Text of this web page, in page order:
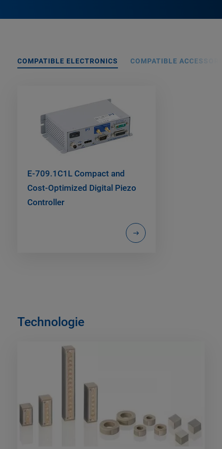
COMPATIBLE ELECTRONICS COMPATIBLE
E-709.1C1L Compact and
Cost-Optimized Digital Piezo
Controller
Technologie